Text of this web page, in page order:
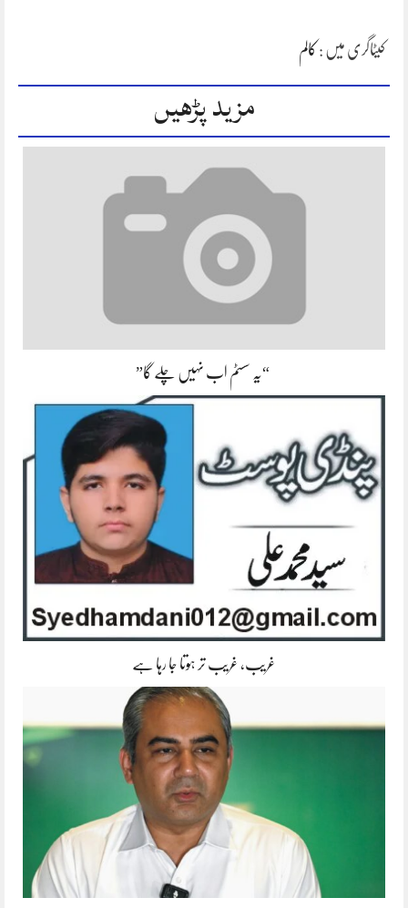
کیٹاگری میں : کالم
مزید پڑھیں
“یہ سسٹم اب نہیں چلے گا”
غریب، غریب تر ہوتا جا رہا ہے